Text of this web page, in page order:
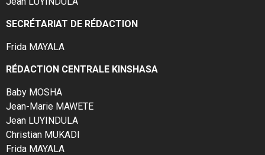
SECRÉTARIAT DE RÉDACTION
Frida MAYALA
RÉDACTION CENTRALE KINSHASA
Baby MOSHA
Jean-Marie MAWETE
Jean LUYINDULA
Christian MUKADI
Frida MAYALA